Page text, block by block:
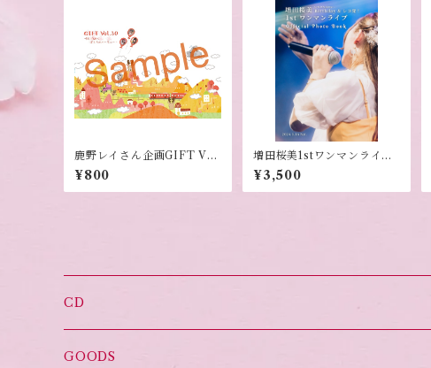
鹿野レイさん企画GIFT Vol.
30 クリアファイル
¥800
増田桜美1stワンマンライブ
フォトブック
¥3,500
CD
オススメ！
GOODS